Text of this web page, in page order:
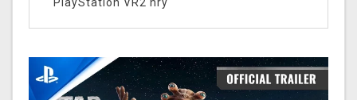
PlayStation VR2 hry